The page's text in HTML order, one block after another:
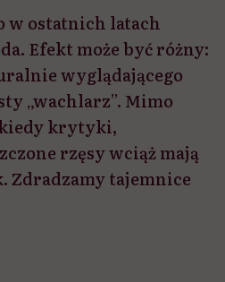
w ostatnich latach
Efekt może być różny:
wyglądającego
„wachlarz”. Mimo
krytyki,
rzęsy wciąż mają
Zdradzamy tajemnice